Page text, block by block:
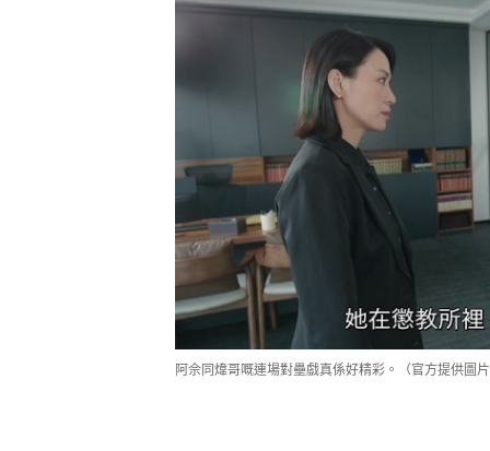
阿佘同煒哥嘅連場對壘戲真係好精彩。（官方提供圖